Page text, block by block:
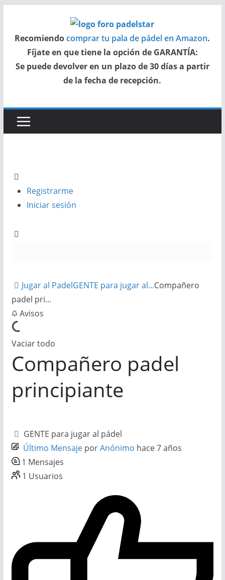
contenido
Recomiendocomprar tu pala de pádel en Amazon.
Fíjate en que tiene la opción de GARANTÍA:
Se puede devolver en un plazo de 30 días a partir
de la fecha de recepción.
Registrarme
Iniciar sesión
Jugar al PadelGENTE para jugar al...Compañero
padel pri...
Avisos
Vaciar todo
Compañero padel
principiante
GENTE para jugar al pádel
Último Mensaje porAnónimo hace 7 años
1 Mensajes
1 Usuarios